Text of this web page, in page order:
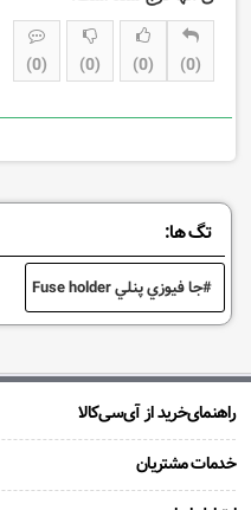
0
0
0
0
تگ ها:
جا فيوزي پنلي Fuse holder
راهنمای‌خرید از آی‌سی‌کالا
خدمات مشتریان